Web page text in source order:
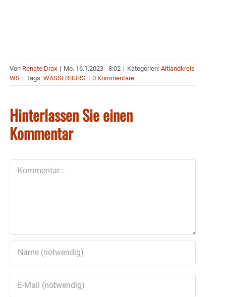
Von Renate Drax | Mo. 16.1.2023 - 8:02 | Kategorien: Altlandkreis
WS | Tags: WASSERBURG | 0 Kommentare
Hinterlassen Sie einen
Kommentar